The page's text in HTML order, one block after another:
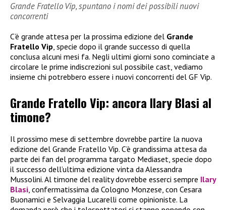
Grande Fratello Vip, spuntano i nomi dei possibili nuovi
concorrenti
C’è grande attesa per la prossima edizione del Grande
Fratello Vip, specie dopo il grande successo di quella
conclusa alcuni mesi fa. Negli ultimi giorni sono cominciate a
circolare le prime indiscrezioni sul possibile cast, vediamo
insieme chi potrebbero essere i nuovi concorrenti del GF Vip.
Grande Fratello Vip: ancora Ilary Blasi al
timone?
Il prossimo mese di settembre dovrebbe partire la nuova
edizione del Grande Fratello Vip. C’è grandissima attesa da
parte dei fan del programma targato Mediaset, specie dopo
il successo dell’ultima edizione vinta da Alessandra
Mussolini. Al timone del reality dovrebbe esserci sempre Ilary
Blasi , confermatissima da Cologno Monzese, con Cesara
Buonamici e Selvaggia Lucarelli come opinioniste. La